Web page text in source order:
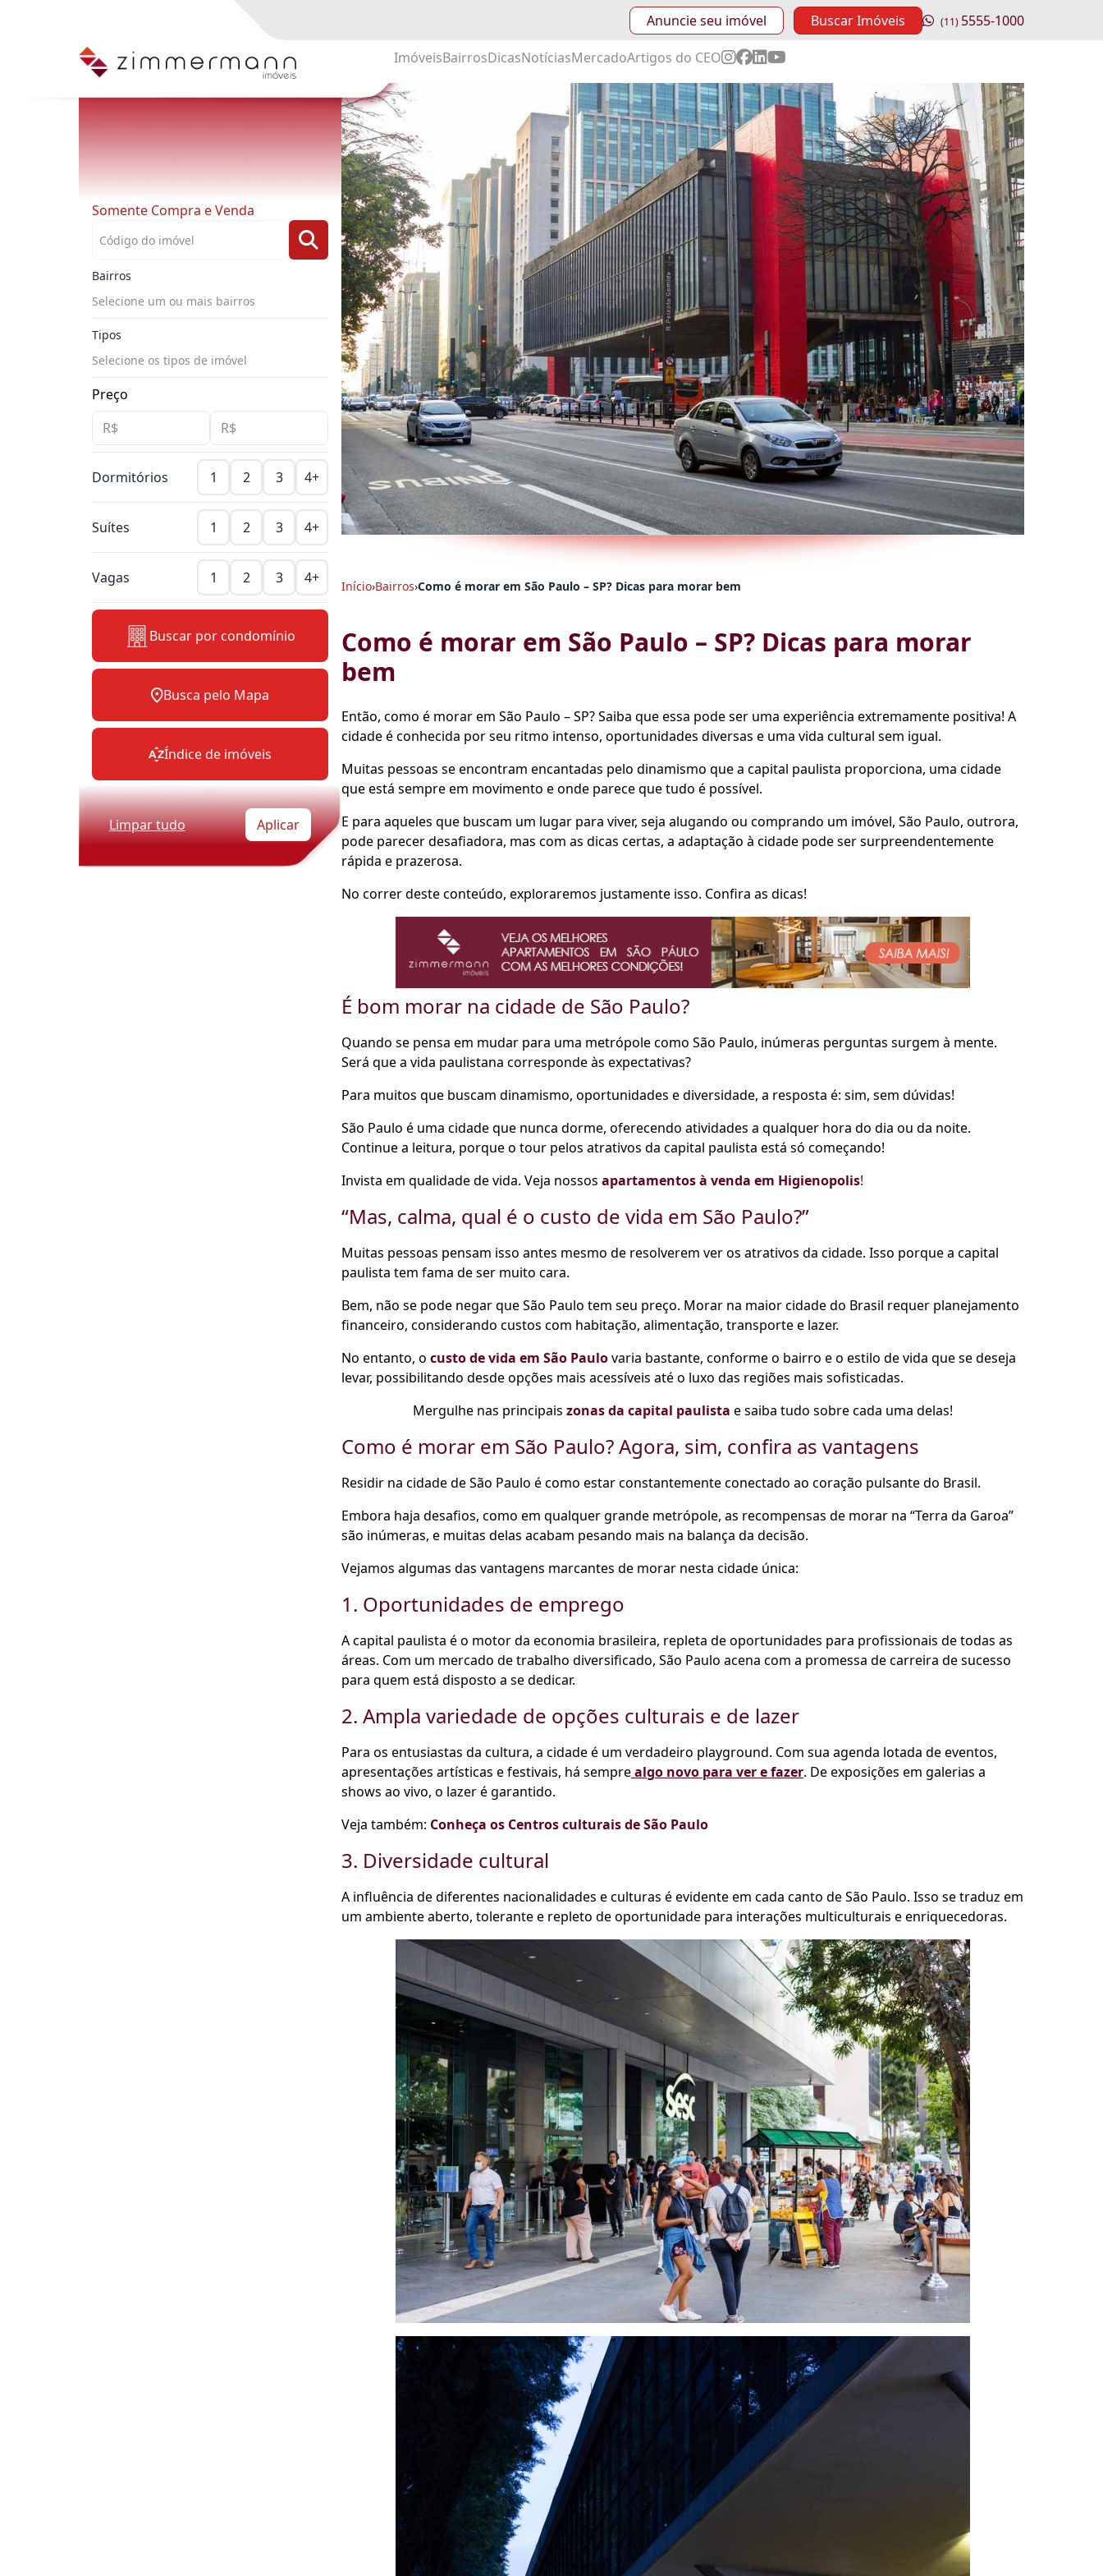
Anuncie seu imóvel Buscar Imóveis (11) 5555-1000
ImóveisBairrosDicasNotíciasMercadoArtigos do CEO
Somente Compra e Venda
Bairros
Selecione um ou mais bairros
Tipos
Selecione os tipos de imóvel
Preço
Dormitórios 1 2 3 4+
Suítes 1 2 3 4+
Vagas 1 2 3 4+
Buscar por condomínio
Busca pelo Mapa
Índice de imóveis
Limpar tudo Aplicar
Início›Bairros›Como é morar em São Paulo – SP? Dicas para morar bem
Como é morar em São Paulo – SP? Dicas para morar
bem
Então, como é morar em São Paulo – SP? Saiba que essa pode ser uma experiência extremamente positiva! A
cidade é conhecida por seu ritmo intenso, oportunidades diversas e uma vida cultural sem igual.
Muitas pessoas se encontram encantadas pelo dinamismo que a capital paulista proporciona, uma cidade
que está sempre em movimento e onde parece que tudo é possível.
E para aqueles que buscam um lugar para viver, seja alugando ou comprando um imóvel, São Paulo, outrora,
pode parecer desafiadora, mas com as dicas certas, a adaptação à cidade pode ser surpreendentemente
rápida e prazerosa.
No correr deste conteúdo, exploraremos justamente isso. Confira as dicas!
É bom morar na cidade de São Paulo?
Quando se pensa em mudar para uma metrópole como São Paulo, inúmeras perguntas surgem à mente.
Será que a vida paulistana corresponde às expectativas?
Para muitos que buscam dinamismo, oportunidades e diversidade, a resposta é: sim, sem dúvidas!
São Paulo é uma cidade que nunca dorme, oferecendo atividades a qualquer hora do dia ou da noite.
Continue a leitura, porque o tour pelos atrativos da capital paulista está só começando!
Invista em qualidade de vida. Veja nossos apartamentos à venda em Higienopolis!
“Mas, calma, qual é o custo de vida em São Paulo?”
Muitas pessoas pensam isso antes mesmo de resolverem ver os atrativos da cidade. Isso porque a capital
paulista tem fama de ser muito cara.
Bem, não se pode negar que São Paulo tem seu preço. Morar na maior cidade do Brasil requer planejamento
financeiro, considerando custos com habitação, alimentação, transporte e lazer.
No entanto, o custo de vida em São Paulovaria bastante, conforme o bairro e o estilo de vida que se deseja
levar, possibilitando desde opções mais acessíveis até o luxo das regiões mais sofisticadas.
Mergulhe nas principais zonas da capital paulista e saiba tudo sobre cada uma delas!
Como é morar em São Paulo? Agora, sim, confira as vantagens
Residir na cidade de São Paulo é como estar constantemente conectado ao coração pulsante do Brasil.
Embora haja desafios, como em qualquer grande metrópole, as recompensas de morar na “Terra da Garoa”
são inúmeras, e muitas delas acabam pesando mais na balança da decisão.
Vejamos algumas das vantagens marcantes de morar nesta cidade única:
1. Oportunidades de emprego
A capital paulista é o motor da economia brasileira, repleta de oportunidades para profissionais de todas as
áreas. Com um mercado de trabalho diversificado, São Paulo acena com a promessa de carreira de sucesso
para quem está disposto a se dedicar.
2. Ampla variedade de opções culturais e de lazer
Para os entusiastas da cultura, a cidade é um verdadeiro playground. Com sua agenda lotada de eventos,
apresentações artísticas e festivais, há semprealgo novo para ver e fazer. De exposições em galerias a
shows ao vivo, o lazer é garantido.
Veja também: Conheça os Centros culturais de São Paulo
3. Diversidade cultural
A influência de diferentes nacionalidades e culturas é evidente em cada canto de São Paulo. Isso se traduz em
um ambiente aberto, tolerante e repleto de oportunidade para interações multiculturais e enriquecedoras.